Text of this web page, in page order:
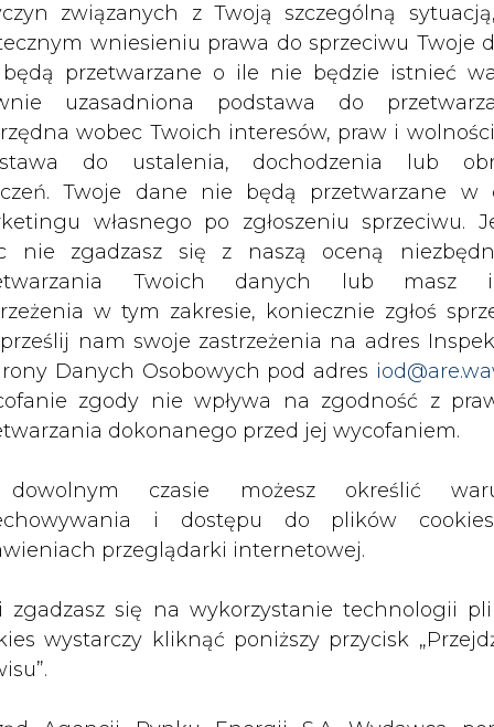
związanych z Twoją szczególną
wniesieniu prawa do sprzeciwu Twoje
przetwarzane o ile nie będzie istnieć
uzasadniona podstawa do
wobec Twoich interesów, praw i
do ustalenia, dochodzenia lub
Twoje dane nie będą przetwarzane w
własnego po zgłoszeniu sprzeciwu.
nie zgadzasz się z naszą oceną
Twoich danych lub masz
w tym zakresie, koniecznie zgłoś
prześlij nam swoje zastrzeżenia na adres
Danych Osobowych pod adres
zgody nie wpływa na zgodność z
dokonanego przed jej wycofaniem.
czasie możesz określić
i dostępu do plików
przeglądarki internetowej.
zgadzasz się na wykorzystanie technologii
wystarczy kliknąć poniższy przycisk
ustawy - Prawo energetyczne oraz
poz. 551) do czasu wyłonienia, w drodze
z urzędu, obowiązek ten
podstawie art. 9 ustawy zmieniającej do
albo na podstawie art. 10 ustawy
energii elektrycznej. Obowiązek zakupu
źródeł przyłączonych do sieci, do
przedsiębiorstwo energetyczne ma
świadczyć usługę kompleksową.
- Prawo energetyczne definicje
energii w źródłach odnawialnych
wykonującego obowiązek
nie ma on obowiązku zawarcia
Wszelkie kwestie dotyczące trybu
uregulowane w umowie sprzedaży
z urzędu.
Reader